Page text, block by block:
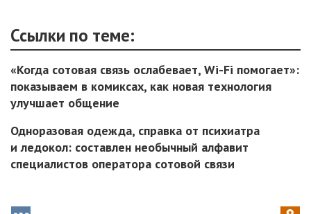
Ссылки по теме:
«Когда сотовая связь ослабевает, Wi-Fi помогает»:
показываем в комиксах, как новая технология
улучшает общение
Одноразовая одежда, справка от психиатра
и ледокол: составлен необычный алфавит
специалистов оператора сотовой связи